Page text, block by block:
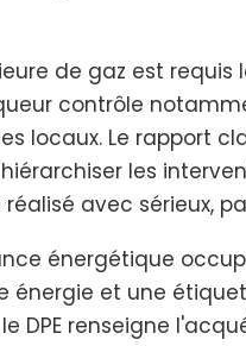
de gaz est
contrôle
locaux. Le rapport
les
avec sérieux,
énergétique
énergie et une
DPE renseigne